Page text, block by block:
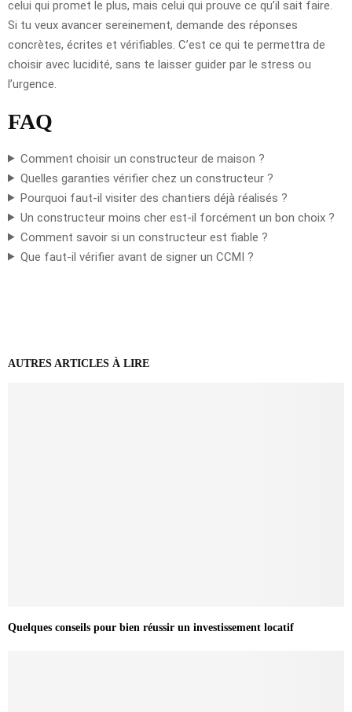
celui qui promet le plus, mais celui qui prouve ce qu’il sait faire.
Si tu veux avancer sereinement, demande des réponses
concrètes, écrites et vérifiables. C’est ce qui te permettra de
choisir avec lucidité, sans te laisser guider par le stress ou
l’urgence.
FAQ
Comment choisir un constructeur de maison ?
Quelles garanties vérifier chez un constructeur ?
Pourquoi faut-il visiter des chantiers déjà réalisés ?
Un constructeur moins cher est-il forcément un bon choix ?
Comment savoir si un constructeur est fiable ?
Que faut-il vérifier avant de signer un CCMI ?
AUTRES ARTICLES À LIRE
Quelques conseils pour bien réussir un investissement locatif